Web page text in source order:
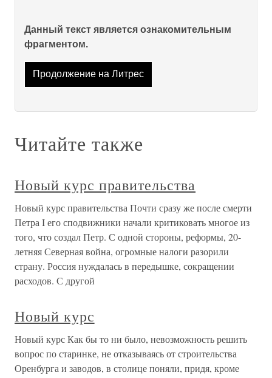
Данный текст является ознакомительным
фрагментом.
Продолжение на Литрес
Читайте также
Новый курс правительства
Новый курс правительства Почти сразу же после смерти
Петра I его сподвижники начали критиковать многое из
того, что создал Петр. С одной стороны, реформы, 20-
летняя Северная война, огромные налоги разорили
страну. Россия нуждалась в передышке, сокращении
расходов. С другой
Новый курс
Новый курс Как бы то ни было, невозможность решить
вопрос по старинке, не отказываясь от строительства
Оренбурга и заводов, в столице поняли, придя, кроме